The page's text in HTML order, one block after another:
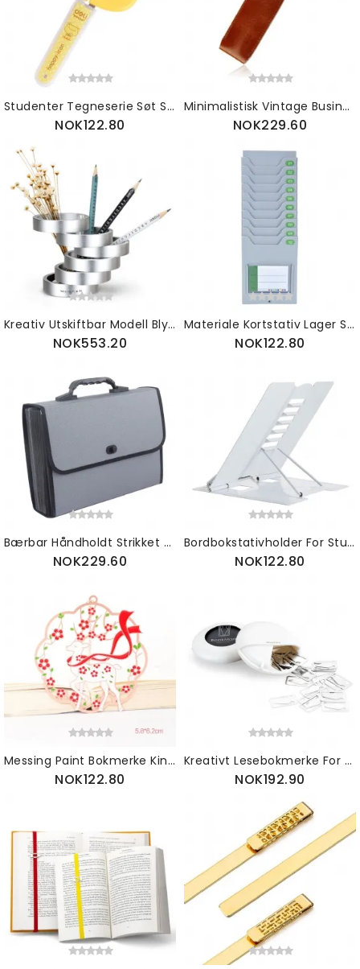
Studenter Tegneserie Søt Saks Med Nydelig Tåkemønster Praktisk Sikker Beskyttelse For Håndarbeid
NOK122.80
Minimalistisk Vintage Business Tøff Mykt Lær Pennveske Blyantveske Med Delikat Søm Glatt Ullfiltfôr
NOK229.60
Kreativ Utskiftbar Modell Blyantvase Børstepotte Kontor Desktop Ornament Oppbevaringsboks I Aluminiumslegering
NOK553.20
Materiale Kortstativ Lager Stativ Kortveske Stock Card Board
NOK122.80
Bærbar Håndholdt Strikket Orgelveske 26-lags Flerlagsmapper Office File Bag Paper Bag
NOK229.60
Bordbokstativholder For Studenter Barn Lærere Multifunksjonell Håndfri Justerbar Skrivebordsbokstativ Enkel Lesing
NOK122.80
Messing Paint Bokmerke Kinesisk Stil Klassisk Gruppe Fan Metal Plomme Blossom For Gave Å Gi
NOK122.80
Kreativt Lesebokmerke For Lesemerke Mini Bokmerke I Rustfritt Stål Fresh Arrow Designet Sidemarkør 36 Stk.
NOK192.90